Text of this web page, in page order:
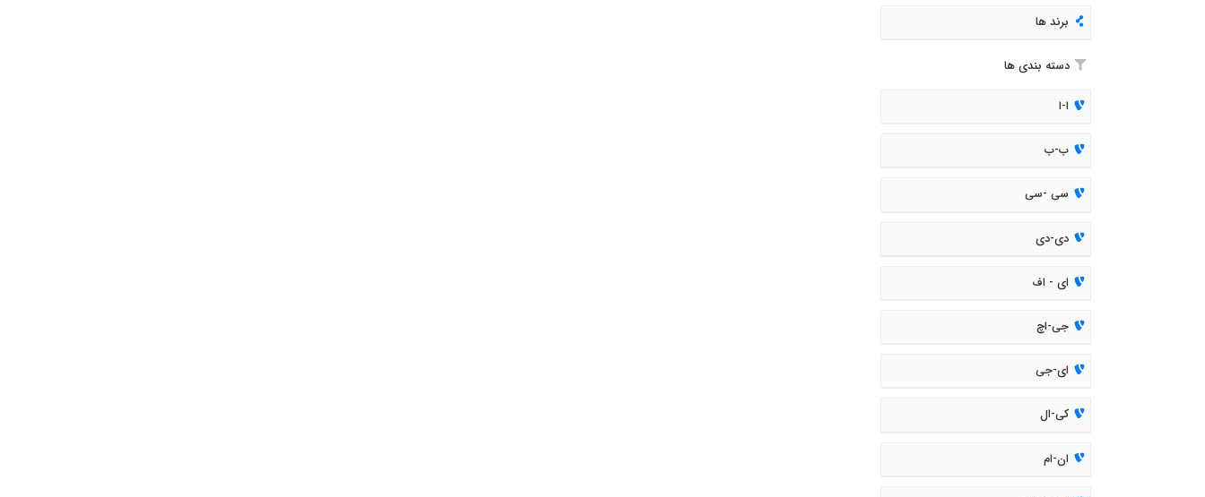
برند ها
دسته بندی ها
ا-ا
ب-ب
سی -سی
دی-دی
ای - اف
جی-اچ
ای-جی
کی-ال
ان-ام